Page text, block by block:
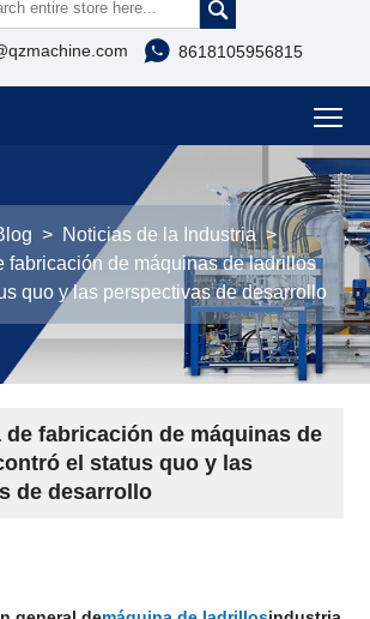

 8618105956815
> Noticias de la Industria >
fabricación de máquinas de ladrillos
quo y las perspectivas de desarrollo
fabricación de máquinas de
el status quo y las
de desarrollo